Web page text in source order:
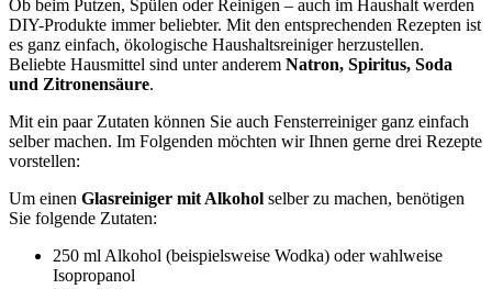
Ob beim Putzen, Spülen oder Reinigen – auch im Haushalt werden
DIY-Produkte immer beliebter. Mit den entsprechenden Rezepten ist
es ganz einfach, ökologische Haushaltsreiniger herzustellen.
Beliebte Hausmittel sind unter anderem Natron, Spiritus, Soda
und Zitronensäure.
Mit ein paar Zutaten können Sie auch Fensterreiniger ganz einfach
selber machen. Im Folgenden möchten wir Ihnen gerne drei Rezepte
vorstellen:
Um einen Glasreiniger mit Alkohol selber zu machen, benötigen
Sie folgende Zutaten:
250 ml Alkohol (beispielsweise Wodka) oder wahlweise
Isopropanol